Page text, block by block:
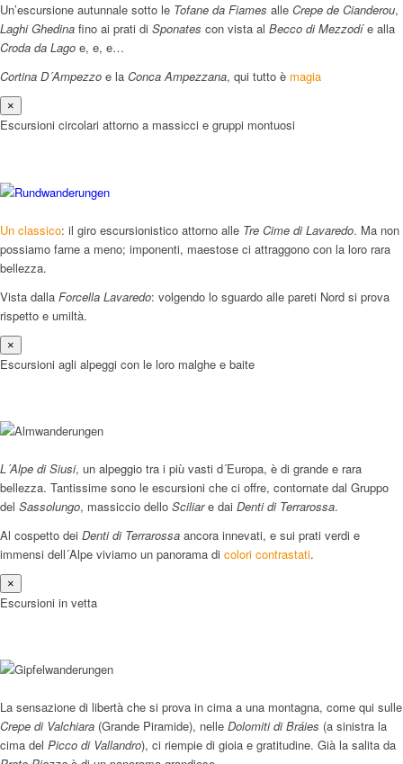
Un’escursione autunnale sotto le Tofane da Fiames alle Crepe de Cianderou,
Laghi Ghedina fino ai prati di Sponates con vista al Becco di Mezzodíe alla
Croda da Lago e, e, e…
Cortina D´Ampezzo e la Conca Ampezzana, qui tutto è magia
×
Escursioni circolari attorno a massicci e gruppi montuosi
Un classico: il giro escursionistico attorno alle Tre Cime di Lavaredo. Ma non
possiamo farne a meno; imponenti, maestose ci attraggono con la loro rara
bellezza.
Vista dalla Forcella Lavaredo: volgendo lo sguardo alle pareti Nord si prova
rispetto e umiltà.
×
Escursioni agli alpeggi con le loro malghe e baite
L´Alpe di Siusi, un alpeggio tra i più vasti d´Europa, è di grande e rara
bellezza. Tantissime sono le escursioni che ci offre, contornate dal Gruppo
del Sassolungo, massiccio dello Sciliare dai Denti di Terrarossa.
Al cospetto dei Denti di Terrarossa ancora innevati, e sui prati verdi e
immensi dell´Alpe viviamo un panorama di colori contrastati.
×
Escursioni in vetta
La sensazione di libertà che si prova in cima a una montagna, come qui sulle
Crepe di Valchiara (Grande Piramide), nelle Dolomiti di Bráies (a sinistra la
cima del Picco di Vallandro), ci riempie di gioia e gratitudine. Già la salita da